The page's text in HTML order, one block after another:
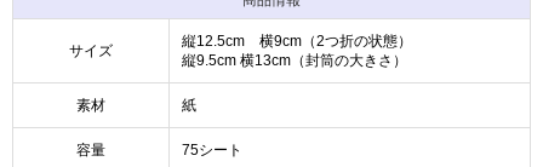
サイズ
縦12.5cm 横9cm（2つ折の状態）
縦9.5cm 横13cm（封筒の大きさ）
素材 紙
容量 75シート